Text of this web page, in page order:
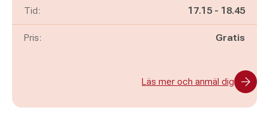
Tid: Pågår mellan
17.15 - och
18.45
Pris: Gratis
Läs mer och anmäl dig